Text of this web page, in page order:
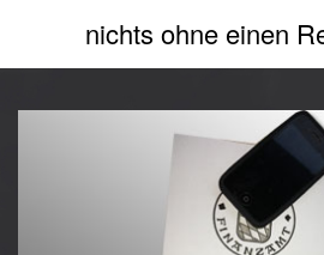
nichts ohne einen